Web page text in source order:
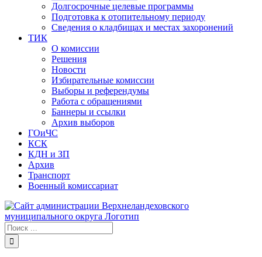
Долгосрочные целевые программы
Подготовка к отопительному периоду
Сведения о кладбищах и местах захоронений
ТИК
О комиссии
Решения
Новости
Избирательные комиссии
Выборы и референдумы
Работа с обращениями
Баннеры и ссылки
Архив выборов
ГОиЧС
КСК
КДН и ЗП
Архив
Транспорт
Военный комиссариат
Результат
поиска: